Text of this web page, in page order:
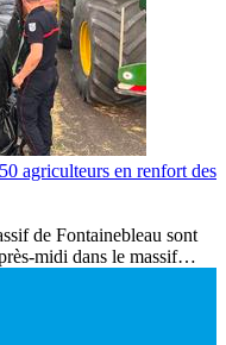
agriculteurs en renfort des
de Fontainebleau sont
midi dans le massif…